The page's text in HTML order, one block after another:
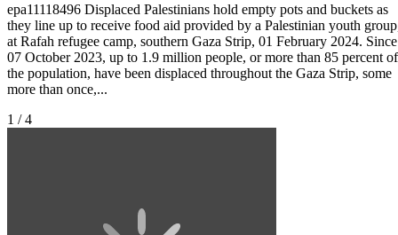
epa11118496 Displaced Palestinians hold empty pots and buckets as
they line up to receive food aid provided by a Palestinian youth
at Rafah refugee camp, southern Gaza Strip, 01 February 2024. Since
07 October 2023, up to 1.9 million people, or more than 85 percent of
the population, have been displaced throughout the Gaza Strip, some
more than once,...
1 / 4